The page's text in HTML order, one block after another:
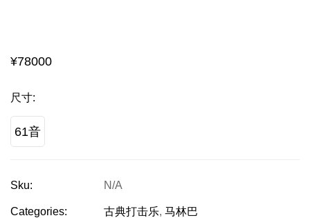
¥78000
尺寸:
61音
Sku: N/A
Categories: 古典打击乐, 马林巴